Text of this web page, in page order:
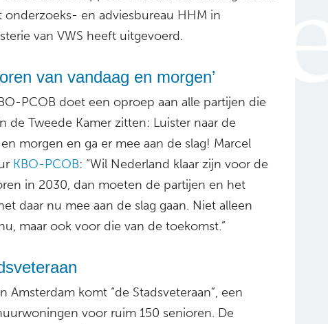
onderzoeks- en adviesbureau HHM in
van VWS heeft uitgevoerd.
van vandaag en morgen’
PCOB doet een oproep aan alle partijen die
de Tweede Kamer zitten: Luister naar de
morgen en ga er mee aan de slag! Marcel
KBO-PCOB: “Wil Nederland klaar zijn voor de
in 2030, dan moeten de partijen en het
daar nu mee aan de slag gaan. Niet alleen
maar ook voor die van de toekomst.”
Amsterdam komt “de Stadsveteraan”, een
voor ruim 150 senioren. De